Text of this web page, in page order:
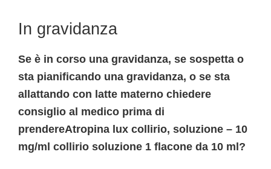
In gravidanza
Se è in corso una gravidanza, se sospetta o
sta pianificando una gravidanza, o se sta
allattando con latte materno chiedere
consiglio al medico prima di
prendereAtropina lux collirio, soluzione – 10
mg/ml collirio soluzione 1 flacone da 10 ml?